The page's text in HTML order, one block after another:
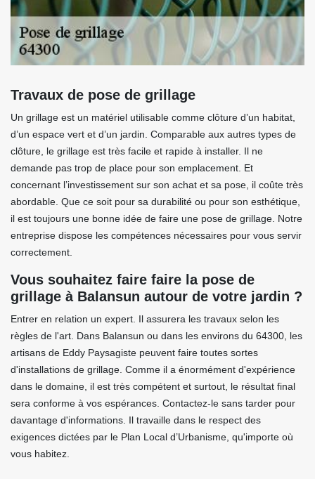
Travaux de pose de grillage
Un grillage est un matériel utilisable comme clôture d’un habitat,
d’un espace vert et d’un jardin. Comparable aux autres types de
clôture, le grillage est très facile et rapide à installer. Il ne
demande pas trop de place pour son emplacement. Et
concernant l’investissement sur son achat et sa pose, il coûte très
abordable. Que ce soit pour sa durabilité ou pour son esthétique,
il est toujours une bonne idée de faire une pose de grillage. Notre
entreprise dispose les compétences nécessaires pour vous servir
correctement.
Vous souhaitez faire faire la pose de
grillage à Balansun autour de votre jardin ?
Entrer en relation un expert. Il assurera les travaux selon les
règles de l'art. Dans Balansun ou dans les environs du 64300, les
artisans de Eddy Paysagiste peuvent faire toutes sortes
d'installations de grillage. Comme il a énormément d'expérience
dans le domaine, il est très compétent et surtout, le résultat final
sera conforme à vos espérances. Contactez-le sans tarder pour
davantage d'informations. Il travaille dans le respect des
exigences dictées par le Plan Local d’Urbanisme, qu'importe où
vous habitez.